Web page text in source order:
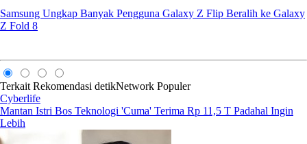
Samsung Ungkap Banyak Pengguna Galaxy Z Flip Beralih ke Galaxy
Z Fold 8
Terkait Rekomendasi detikNetwork Populer
Cyberlife
Mantan Istri Bos Teknologi 'Cuma' Terima Rp 11,5 T Padahal Ingin
Lebih